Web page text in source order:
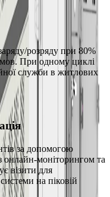
розряду при 80%
При одному циклі
служби в житлових
за допомогою
онлайн-моніторингом та
візити для
на піковій